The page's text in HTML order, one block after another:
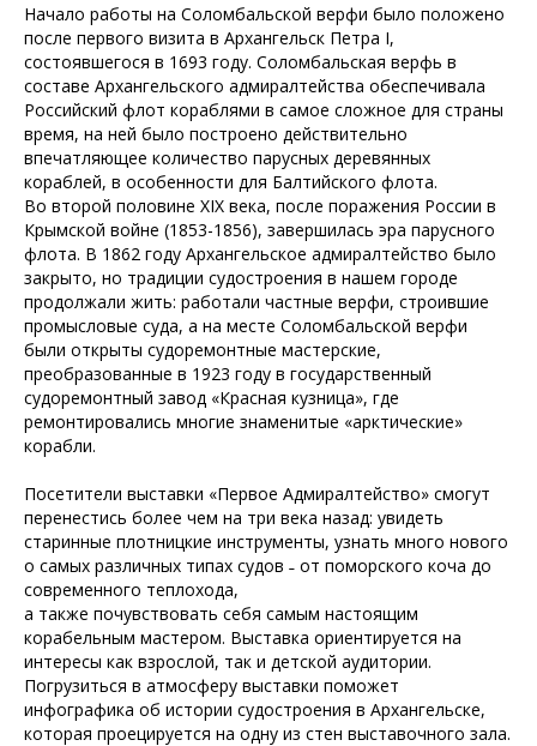
Начало работы на Соломбальской верфи было положено
после первого визита в Архангельск Петра I,
состоявшегося в 1693 году. Соломбальская верфь в
составе Архангельского адмиралтейства обеспечивала
Российский флот кораблями в самое сложное для страны
время, на ней было построено действительно
впечатляющее количество парусных деревянных
кораблей, в особенности для Балтийского флота.
Во второй половине XIX века, после поражения России в
Крымской войне (1853-1856), завершилась эра парусного
флота. В 1862 году Архангельское адмиралтейство было
закрыто, но традиции судостроения в нашем городе
продолжали жить: работали частные верфи, строившие
промысловые суда, а на месте Соломбальской верфи
были открыты судоремонтные мастерские,
преобразованные в 1923 году в государственный
судоремонтный завод «Красная кузница», где
ремонтировались многие знаменитые «арктические»
корабли.
Посетители выставки «Первое Адмиралтейство» смогут
перенестись более чем на три века назад: увидеть
старинные плотницкие инструменты, узнать много нового
о самых различных типах судов ˗ от поморского коча до
современного теплохода,
а также почувствовать себя самым настоящим
корабельным мастером. Выставка ориентируется на
интересы как взрослой, так и детской аудитории.
Погрузиться в атмосферу выставки поможет
инфографика об истории судостроения в Архангельске,
которая проецируется на одну из стен выставочного зала.